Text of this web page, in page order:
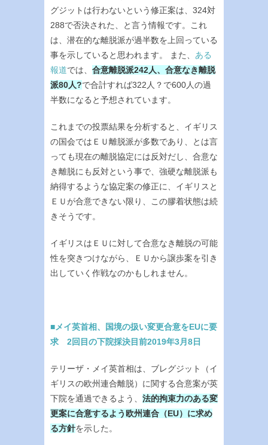
グジットは行わないという修正案は、324対
288で否決された、と言う情報です。これ
は、潜在的な離脱派が過半数を上回っている
事を示していると思われます。 また、 ある
報道では、 合意離脱派242人、合意なき離脱
派80人?で合計すれば322人？で600人の過
半数になると予想されています。
これまでの投票結果を分析すると、イギリス
の国会ではＥＵ離脱派が多数であり、とは言
っても現在の離脱協定には反対だし、合意な
き離脱にも反対という事で、強硬な離脱派も
納得するような協定案の修正に、イギリスと
ＥＵが合意できない限り、この膠着状態は続
きそうです。
イギリスはＥＵに対して合意なき離脱の可能
性を突きつけながら、ＥＵから譲歩案を引き
出していく作戦なのかもしれません。
■メイ英首相、国境の扱い変更合意をEUに要
求 2回目の下院採決目前2019年3月8日
テリーザ・メイ英首相は、ブレグジット（イ
ギリスの欧州連合離脱）に関する合意案が英
下院を通過できるよう、 法的拘束力のある変
更案に合意するよう欧州連合（EU）に求め
る方針を示した。